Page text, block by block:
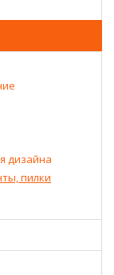
дизайна
пилки